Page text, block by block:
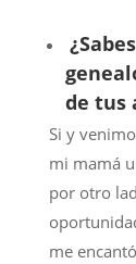
de tus
Si y
mi mamá
por otro
me